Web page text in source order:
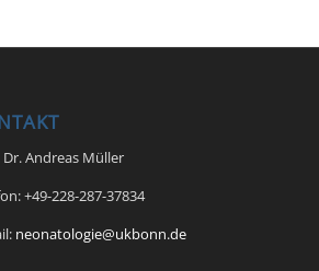
Dr. Andreas Müller
+49-228-287-37834
neonatologie@ukbonn.de